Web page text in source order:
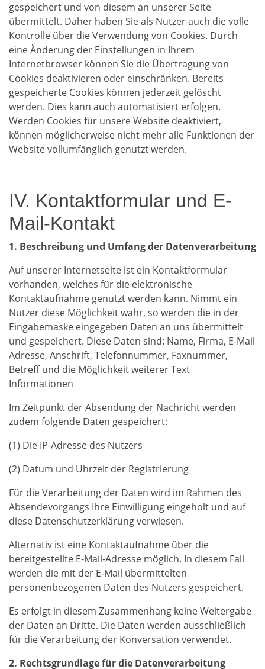
gespeichert und von diesem an unserer Seite
übermittelt. Daher haben Sie als Nutzer auch die volle
Kontrolle über die Verwendung von Cookies. Durch
eine Änderung der Einstellungen in Ihrem
Internetbrowser können Sie die Übertragung von
Cookies deaktivieren oder einschränken. Bereits
gespeicherte Cookies können jederzeit gelöscht
werden. Dies kann auch automatisiert erfolgen.
Werden Cookies für unsere Website deaktiviert,
können möglicherweise nicht mehr alle Funktionen der
Website vollumfänglich genutzt werden.
IV. Kontaktformular und E-
Mail-Kontakt
1. Beschreibung und Umfang der Datenverarbeitung
Auf unserer Internetseite ist ein Kontaktformular
vorhanden, welches für die elektronische
Kontaktaufnahme genutzt werden kann. Nimmt ein
Nutzer diese Möglichkeit wahr, so werden die in der
Eingabemaske eingegeben Daten an uns übermittelt
und gespeichert. Diese Daten sind: Name, Firma, E-Mail
Adresse, Anschrift, Telefonnummer, Faxnummer,
Betreff und die Möglichkeit weiterer Text
Informationen
Im Zeitpunkt der Absendung der Nachricht werden
zudem folgende Daten gespeichert:
(1) Die IP-Adresse des Nutzers
(2) Datum und Uhrzeit der Registrierung
Für die Verarbeitung der Daten wird im Rahmen des
Absendevorgangs Ihre Einwilligung eingeholt und auf
diese Datenschutzerklärung verwiesen.
Alternativ ist eine Kontaktaufnahme über die
bereitgestellte E-Mail-Adresse möglich. In diesem Fall
werden die mit der E-Mail übermittelten
personenbezogenen Daten des Nutzers gespeichert.
Es erfolgt in diesem Zusammenhang keine Weitergabe
der Daten an Dritte. Die Daten werden ausschließlich
für die Verarbeitung der Konversation verwendet.
2. Rechtsgrundlage für die Datenverarbeitung